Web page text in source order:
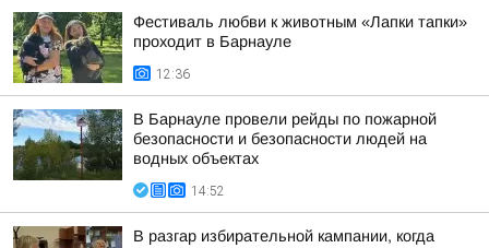
Фестиваль любви к животным «Лапки тапки»
проходит в Барнауле
12:36
В Барнауле провели рейды по пожарной
безопасности и безопасности людей на
водных объектах
14:52
В разгар избирательной кампании, когда